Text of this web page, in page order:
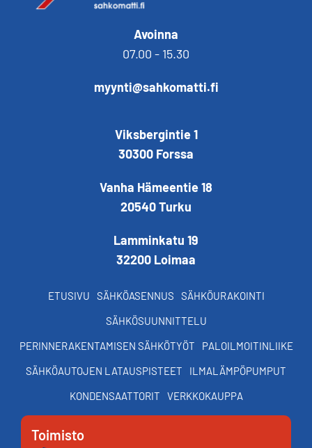
Avoinna
07.00 - 15.30
myynti@sahkomatti.fi
Viksbergintie 1
30300 Forssa
Vanha Hämeentie 18
20540 Turku
Lamminkatu 19
32200 Loimaa
ETUSIVU SÄHKÖASENNUS
SÄHKÖURAKOINTI
SÄHKÖSUUNNITTELU
PERINNERAKENTAMISEN SÄHKÖTYÖT
PALOILMOITINLIIKE
SÄHKÖAUTOJEN LATAUSPISTEET
ILMALÄMPÖPUMPUT
KONDENSAATTORIT
VERKKOKAUPPA
Toimisto